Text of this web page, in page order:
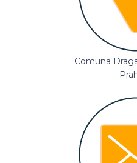
Comuna